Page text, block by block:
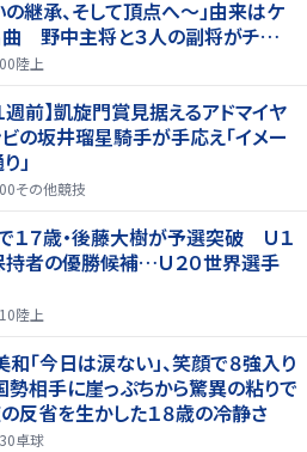
継承、そして頂点へ～」由来はケ
野中主将と３人の副将がチーム
合宿特集第１弾、国学院大
陸上
週前】凱旋門賞見据えるアドマイヤ
の坂井瑠星騎手が手応え「イメー
」
その他競技
１７歳・後藤大樹が予選突破 Ｕ１
持者の優勝候補…Ｕ２０世界選手
陸上
和「今日は涙ない」、笑顔で８強入り
相手に崖っぷちから驚異の粘りで
反省を生かした１８歳の冷静さ
卓球